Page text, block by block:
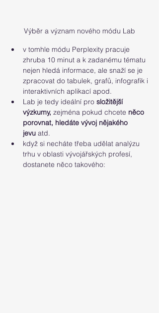
Výběr a význam nového módu Lab
v tomhle módu Perplexity pracuje
zhruba 10 minut a k zadanému tématu
nejen hledá informace, ale snaží se je
zpracovat do tabulek, grafů, infografik i
interaktivních aplikací apod.
Lab je tedy ideální pro složitější
výzkumy, zejména pokud chcete něco
porovnat, hledáte vývoj nějakého
jevu atd.
když si necháte třeba udělat analýzu
trhu v oblasti vývojářských profesí,
dostanete něco takového: